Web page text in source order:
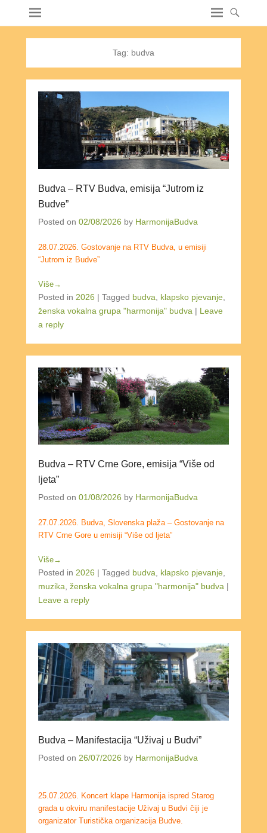
Tag: budva
Budva – RTV Budva, emisija “Jutrom iz
Budve”
Posted on 02/08/2026 by HarmonijaBudva
28.07.2026. Gostovanje na RTV Budva, u emisiji
“Jutrom iz Budve”
Više→
Posted in 2026 | Tagged budva klapsko pjevanje
ženska vokalna grupa "harmonija" budva | Leave
a reply
Budva – RTV Crne Gore, emisija “Više od
ljeta”
Posted on 01/08/2026 by HarmonijaBudva
27.07.2026. Budva, Slovenska plaža – Gostovanje na
RTV Crne Gore u emisiji “Više od ljeta”
Više→
Posted in 2026 | Tagged budva klapsko pjevanje
muzika ženska vokalna grupa "harmonija" budva |
Leave a reply
Budva – Manifestacija “Uživaj u Budvi”
Posted on 26/07/2026 by HarmonijaBudva
25.07.2026. Koncert klape Harmonija ispred Starog
grada u okviru manifestacije Uživaj u Budvi čiji je
organizator Turistička organizacija Budve.